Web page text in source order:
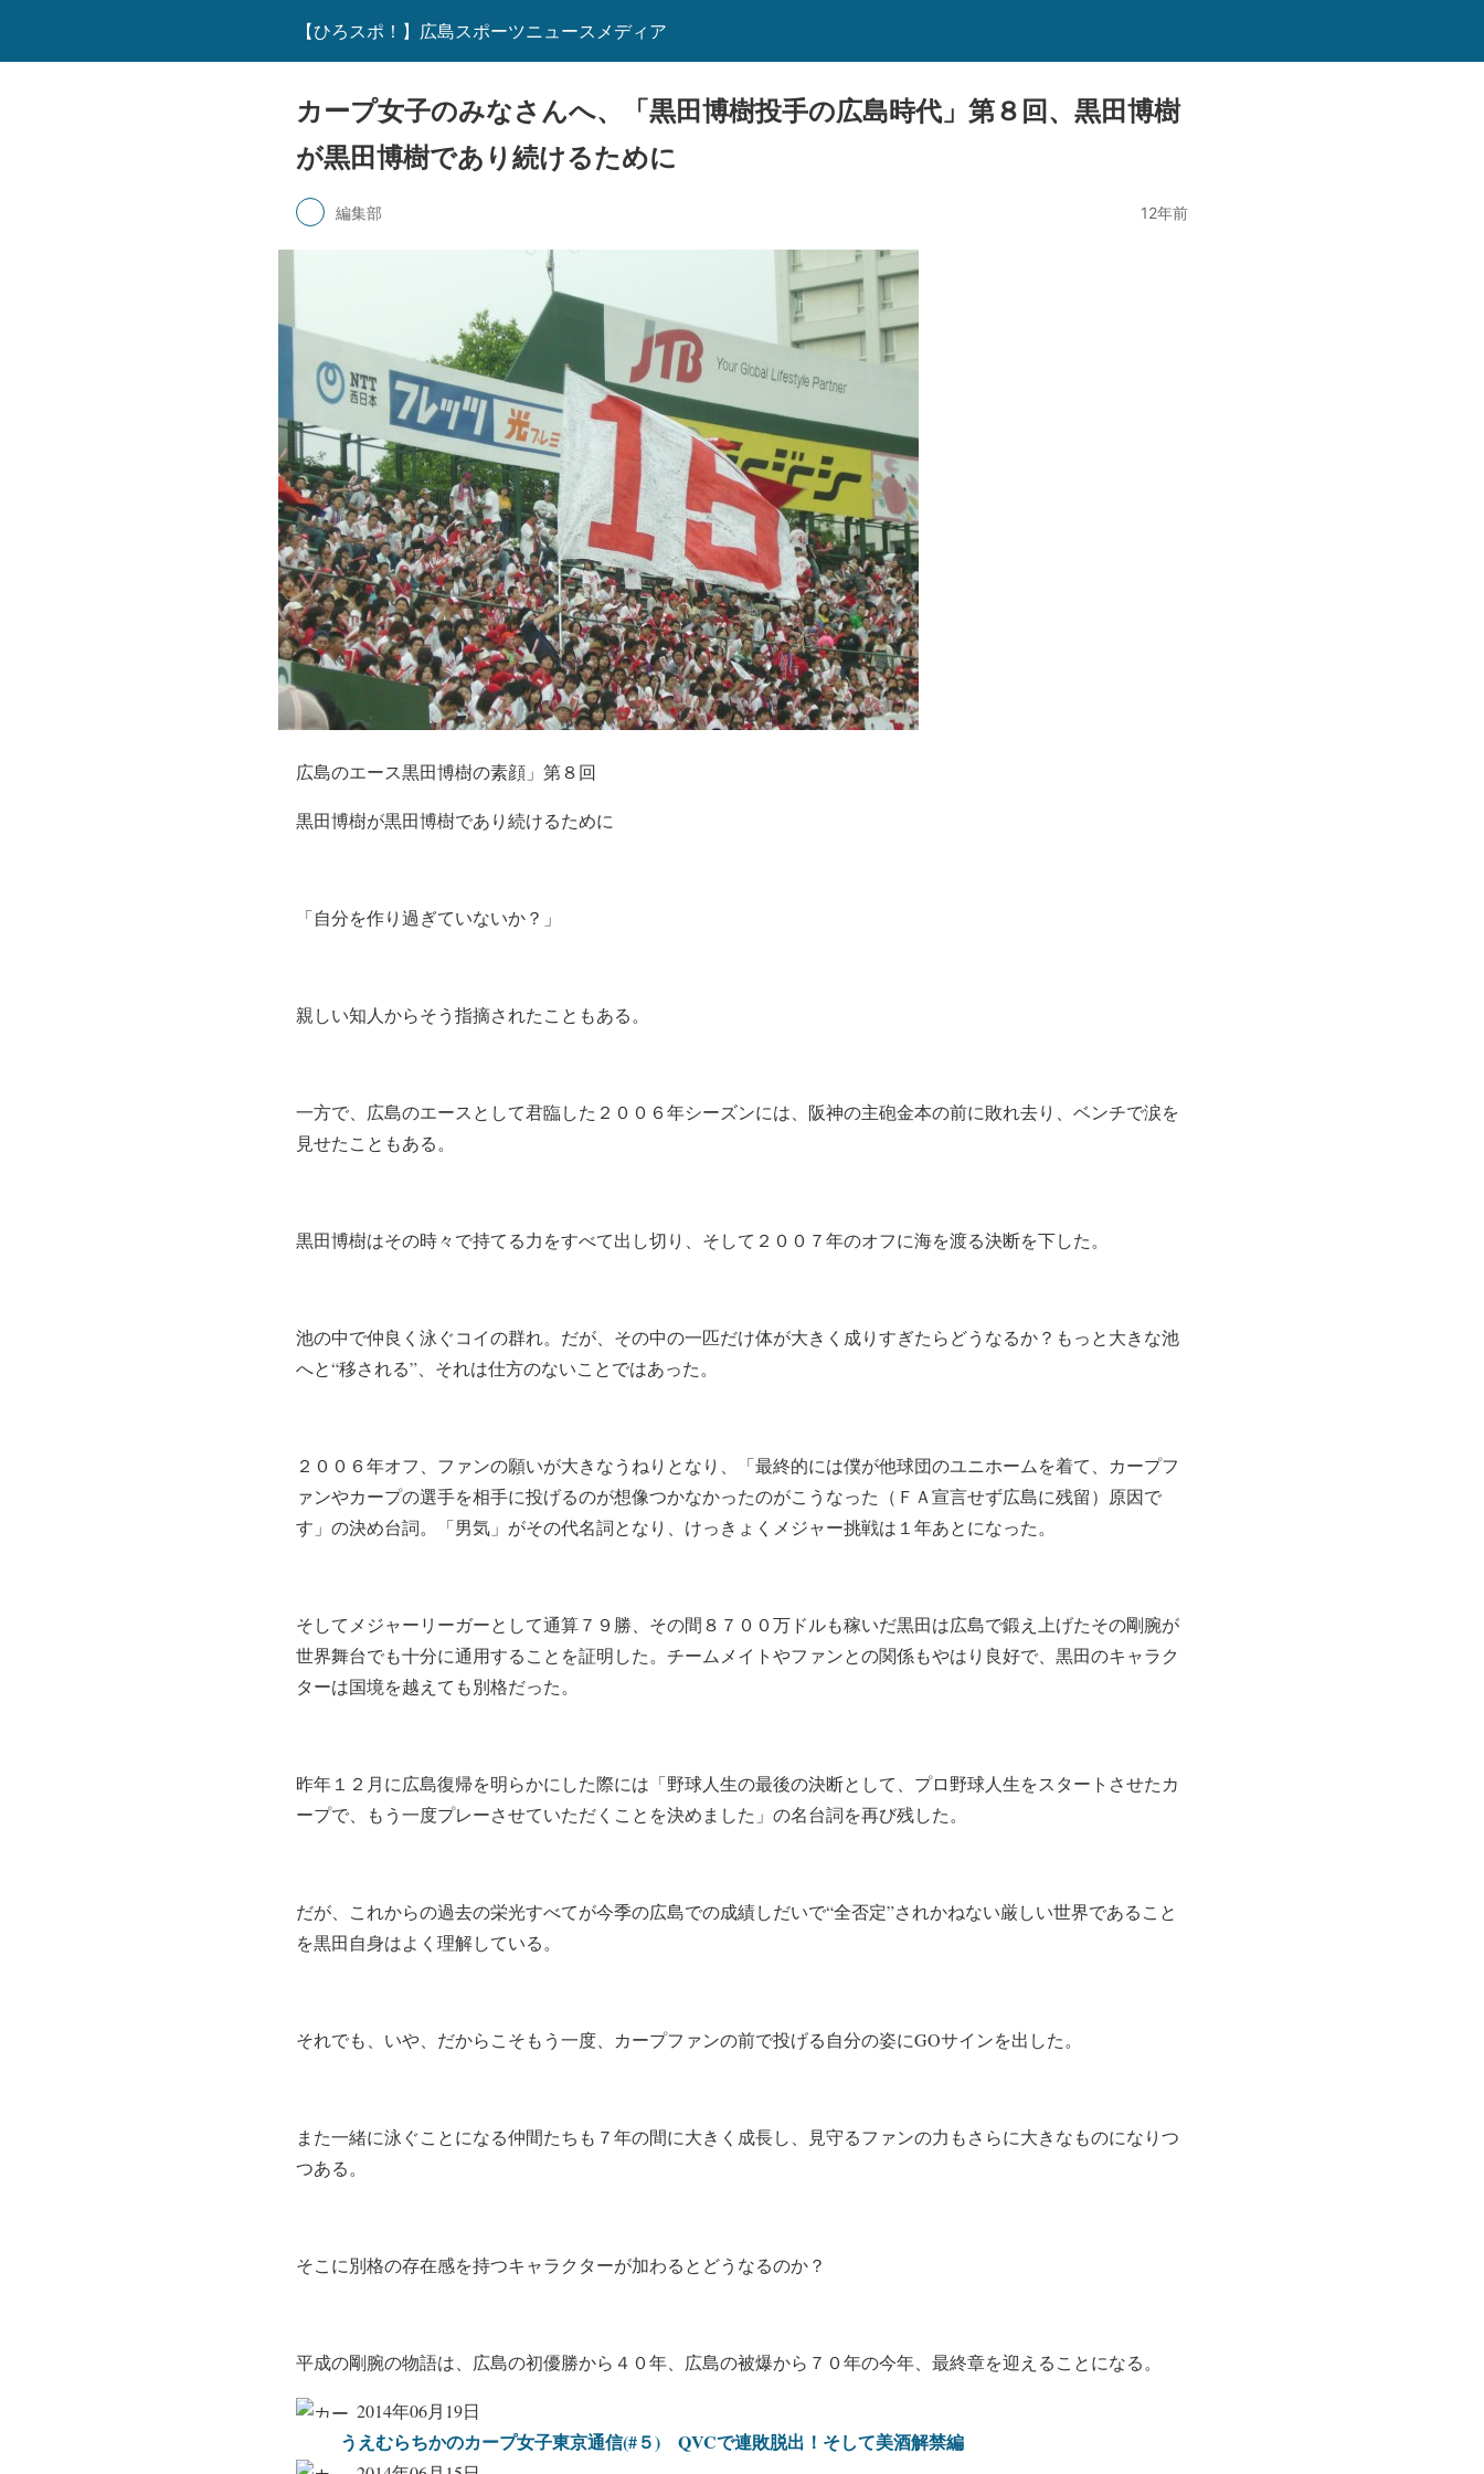
【ひろスポ！】広島スポーツニュースメディア
カープ女子のみなさんへ、「黒田博樹投手の広島時代」第８回、黒田博樹
が黒田博樹であり続けるために
編集部 12年前
広島のエース黒田博樹の素顔」第８回
黒田博樹が黒田博樹であり続けるために
「自分を作り過ぎていないか？」
親しい知人からそう指摘されたこともある。
一方で、広島のエースとして君臨した２００６年シーズンには、阪神の主砲金本の前に敗れ去り、ベンチで涙を
見せたこともある。
黒田博樹はその時々で持てる力をすべて出し切り、そして２００７年のオフに海を渡る決断を下した。
池の中で仲良く泳ぐコイの群れ。だが、その中の一匹だけ体が大きく成りすぎたらどうなるか？もっと大きな池
へと“移される”、それは仕方のないことではあった。
２００６年オフ、ファンの願いが大きなうねりとなり、「最終的には僕が他球団のユニホームを着て、カープフ
ァンやカープの選手を相手に投げるのが想像つかなかったのがこうなった（ＦＡ宣言せず広島に残留）原因で
す」の決め台詞。「男気」がその代名詞となり、けっきょくメジャー挑戦は１年あとになった。
そしてメジャーリーガーとして通算７９勝、その間８７００万ドルも稼いだ黒田は広島で鍛え上げたその剛腕が
世界舞台でも十分に通用することを証明した。チームメイトやファンとの関係もやはり良好で、黒田のキャラク
ターは国境を越えても別格だった。
昨年１２月に広島復帰を明らかにした際には「野球人生の最後の決断として、プロ野球人生をスタートさせたカ
ープで、もう一度プレーさせていただくことを決めました」の名台詞を再び残した。
だが、これからの過去の栄光すべてが今季の広島での成績しだいで“全否定”されかねない厳しい世界であること
を黒田自身はよく理解している。
それでも、いや、だからこそもう一度、カープファンの前で投げる自分の姿にGOサインを出した。
また一緒に泳ぐことになる仲間たちも７年の間に大きく成長し、見守るファンの力もさらに大きなものになりつ
つある。
そこに別格の存在感を持つキャラクターが加わるとどうなるのか？
平成の剛腕の物語は、広島の初優勝から４０年、広島の被爆から７０年の今年、最終章を迎えることになる。
2014年06月19日
うえむらちかのカープ女子東京通信(#５) QVCで連敗脱出！そして美酒解禁編